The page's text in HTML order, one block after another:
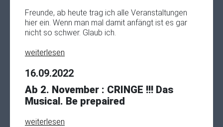
Freunde, ab heute trag ich alle Veranstaltungen
hier ein. Wenn man mal damit anfängt ist es gar
nicht so schwer. Glaub ich.
weiterlesen
16.09.2022
Ab 2. November : CRINGE !!! Das
Musical. Be prepaired
weiterlesen